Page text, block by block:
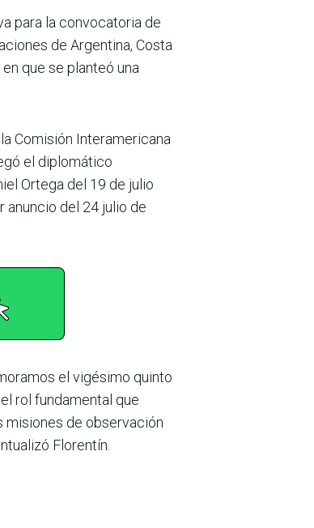
para la convocatoria de
de Argentina, Costa
que se planteó una
Comisión Interamericana
el diplomático
Ortega del 19 de julio
anuncio del 24 julio de
el vigésimo quinto
rol fundamental que
misiones de observación
Florentín.